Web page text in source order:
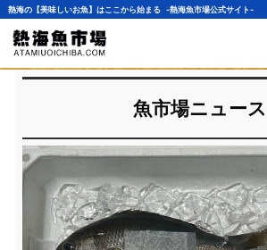
熱海の【美味しいお魚】はここから始まる -熱海魚市場公式サイト-
魚市場ニュース